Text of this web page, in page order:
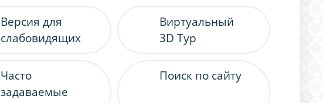
Версия для
слабовидящих
Виртуальный
3D Тур
Часто
задаваемые
Поиск по сайту